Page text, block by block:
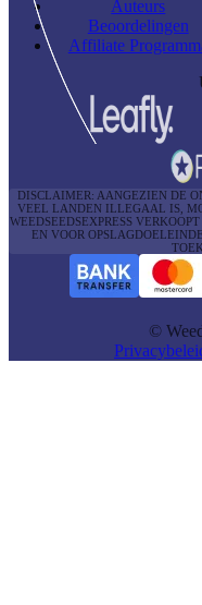
Auteurs
Beoordelingen
Affiliate
DISCLAIMER: AANGEZIEN DE
VEEL LANDEN ILLEGAAL IS,
WEEDSEEDSEXPRESS
EN VOOR
©